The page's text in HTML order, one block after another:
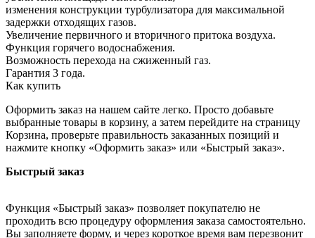
изменения конструкции турбулизатора для максимальной
задержки отходящих газов.
Увеличение первичного и вторичного притока воздуха.
Функция горячего водоснабжения.
Возможность перехода на сжиженный газ.
Гарантия 3 года.
Как купить
Оформить заказ на нашем сайте легко. Просто добавьте
выбранные товары в корзину, а затем перейдите на страницу
Корзина, проверьте правильность заказанных позиций и
нажмите кнопку «Оформить заказ» или «Быстрый заказ».
Быстрый заказ
Функция «Быстрый заказ» позволяет покупателю не
проходить всю процедуру оформления заказа самостоятельно.
Вы заполняете форму, и через короткое время вам перезвонит